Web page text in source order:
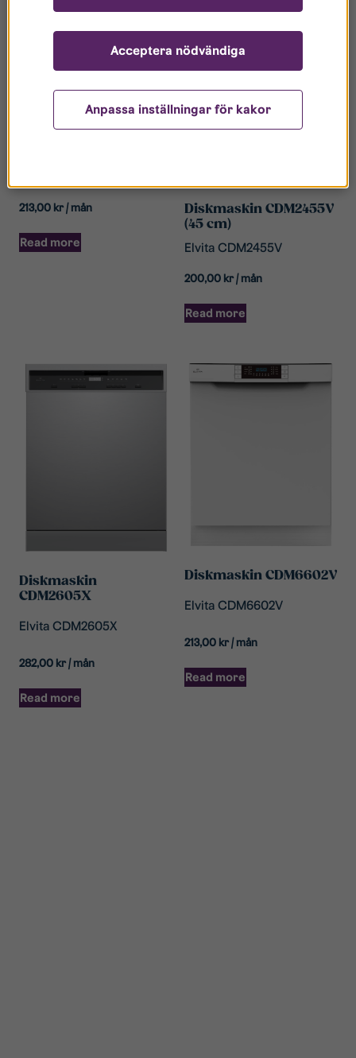
213,00 kr/ mån
Read more
Diskmaskin CDM2455V
(45 cm)
Elvita CDM2455V
200,00 kr/ mån
Read more
Diskmaskin
CDM2605X
Elvita CDM2605X
282,00 kr/ mån
Read more
Diskmaskin CDM6602V
Elvita CDM6602V
213,00 kr/ mån
Read more
Anpassa inställningar för kakor
Acceptera nödvändiga